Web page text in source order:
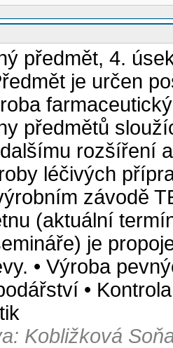
předmět, 4.
je určen
předmětů
rozšíření
léčivých
závodě
(aktuální
je
• Výroba
•
Kobližková